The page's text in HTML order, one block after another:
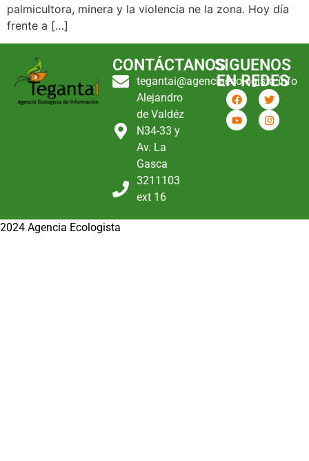
palmicultora, minera y la violencia ne la zona. Hoy día
frente a […]
CONTÁCTANOS
tegantai@agenciaecologista.info
Alejandro
de Valdéz
N34-33 y
Av. La
Gasca
3211103
ext 16
SIGUENOS
EN REDES
2024 Agencia Ecologista